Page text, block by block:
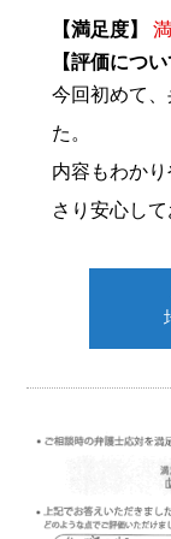
【満足度】
【評価につい
今回初めて
た。
内容もわか
さり安心し